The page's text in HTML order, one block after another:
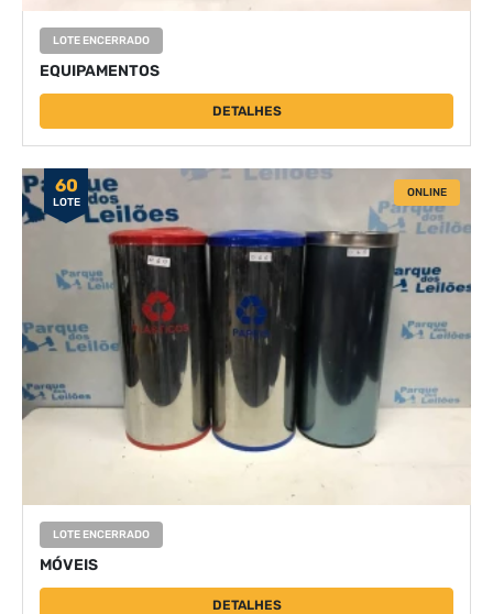
LOTE ENCERRADO
EQUIPAMENTOS
DETALHES
60
LOTE
ONLINE
LOTE ENCERRADO
MÓVEIS
DETALHES